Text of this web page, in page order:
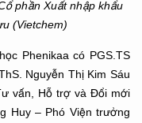
phần Xuất nhập khẩu
(Vietchem)
Phenikaa có PGS.TS
Nguyễn Thị Kim Sáu
vấn, Hỗ trợ và Đổi mới
Huy – Phó Viện trưởng